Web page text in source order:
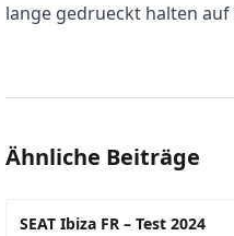
lange gedrueckt halten auf
Ähnliche Beiträge
SEAT Ibiza FR – Test 2024